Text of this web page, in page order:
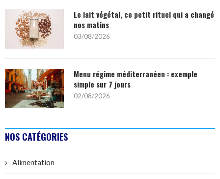
Le lait végétal, ce petit rituel qui a changé
nos matins
03/08/2026
Menu régime méditerranéen : exemple
simple sur 7 jours
02/08/2026
NOS CATÉGORIES
Alimentation